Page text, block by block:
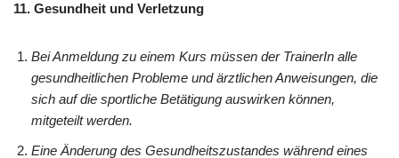
11. Gesundheit und Verletzung
Bei Anmeldung zu einem Kurs müssen der TrainerIn alle
gesundheitlichen Probleme und ärztlichen Anweisungen, die
sich auf die sportliche Betätigung auswirken können,
mitgeteilt werden.
Eine Änderung des Gesundheitszustandes während eines